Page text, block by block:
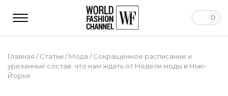
Главная /Статьи /Мода /Сокращенное расписание и
урезанный состав: что нам ждать от Недели моды в Нью-
Йорке